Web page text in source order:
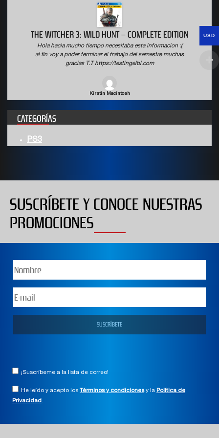
THE WITCHER 3: WILD HUNT – COMPLETE EDITION
Hola hacia mucho tiempo necesitaba esta informacion :(
al fin voy a poder terminar el trabajo del semestre muchas
gracias T.T https://testingelbl.com
Kirstin Macintosh
CATEGORÍAS
PS3
SUSCRÍBETE Y CONOCE NUESTRAS
PROMOCIONES
¡Suscríbeme a la lista de correo!
He leído y acepto los Términos y condicionesy la Política de
Privacidad.
USD